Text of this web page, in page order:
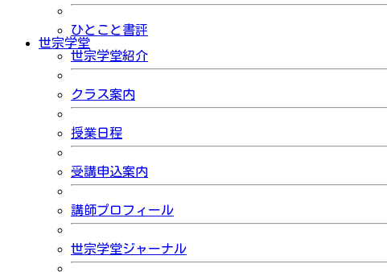
ひとこと書評
世宗学堂
世宗学堂紹介
クラス案内
授業日程
受講申込案内
講師プロフィール
世宗学堂ジャーナル